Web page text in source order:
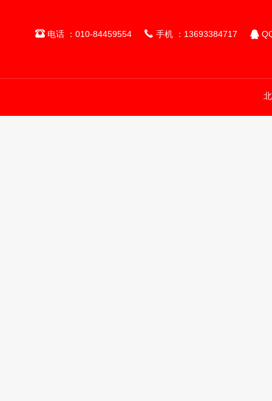
电话 ：010-84459554  手机 ：13693384717 